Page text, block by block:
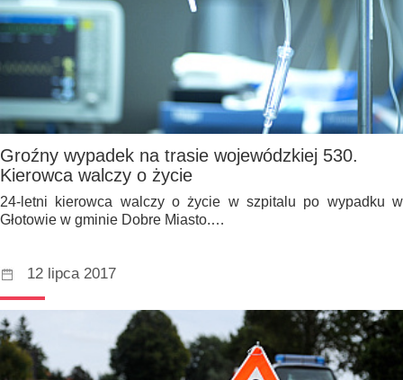
Groźny wypadek na trasie wojewódzkiej 530.
Kierowca walczy o życie
24-letni kierowca walczy o życie w szpitalu po wypadku w
Głotowie w gminie Dobre Miasto.…
12 lipca 2017